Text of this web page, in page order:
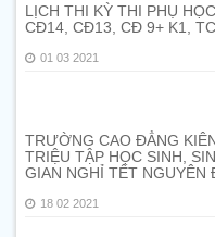
LỊCH THI KỲ THI PHỤ
CĐ14, CĐ13, CĐ 9+ K1,
01 03 2021
TRƯỜNG CAO ĐẲNG
TRIỆU TẬP HỌC SINH,
GIAN NGHỈ TẾT NGUYÊN
18 02 2021